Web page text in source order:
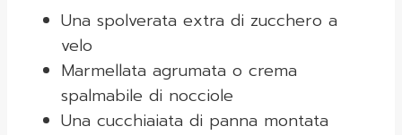
Una spolverata extra di zucchero a
velo
Marmellata agrumata o crema
spalmabile di nocciole
Una cucchiaiata di panna montata